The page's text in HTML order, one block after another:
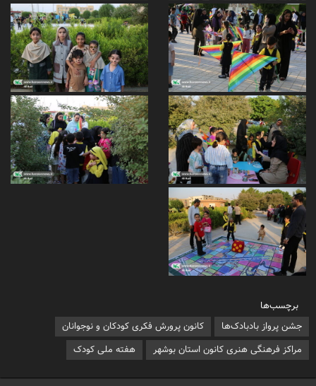
برچسب‌ها
جشن پرواز بادبادک‌ها
کانون پرورش فکری کودکان و نوجوانان
مراکز فرهنگی هنری کانون استان بوشهر
هفته ملی کودک